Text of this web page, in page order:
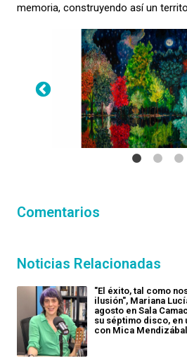
memoria, construyendo así un
Comentarios
Noticias Relacionadas
"El éxito, tal como
ilusión", Mariana
agosto en Sala
su séptimo disco, en
con Mica